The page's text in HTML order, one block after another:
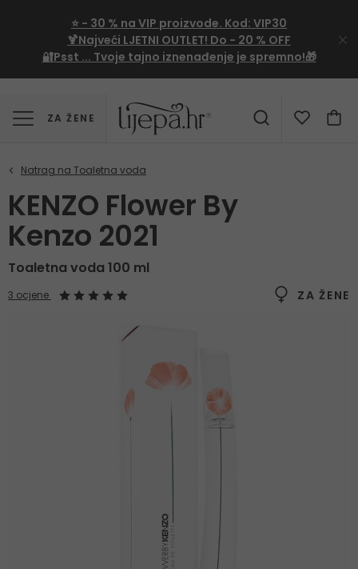
⭐ - 30 % na VIP proizvode. Kod: VIP30
🍹Najveći LJETNI OUTLET! Do - 20 % OFF
🔐Psst ... Tvoje tajno iznenađenje je spremno!🎁
ZA ŽENE
KENZO Flower By
Kenzo 2021
Toaletna voda 100 ml
ZA ŽENE
3 ocjene